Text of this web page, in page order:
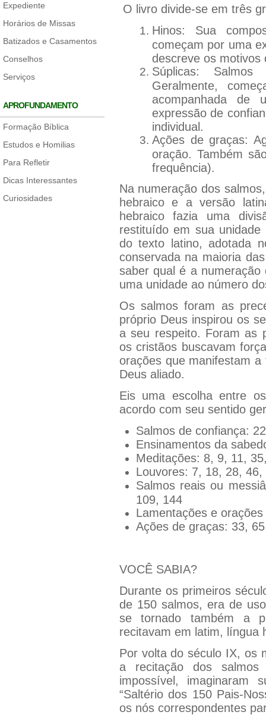
Expediente
Horários de Missas
Batizados e Casamentos
Conselhos
Serviços
APROFUNDAMENTO
Formação Bíblica
Estudos e Homilias
Para Refletir
Dicas Interessantes
Curiosidades
O livro divide-se em três
Hinos: Sua
começam por uma
descreve os motivos
Súplicas:
Geralmente,
acompanhada de
expressão de
individual.
Ações de graças:
oração. Também
frequência).
Na numeração dos
hebraico e a versão
hebraico fazia uma
restituído em sua
do texto latino, adotada
conservada na maioria
saber qual é a
uma unidade ao número
Os salmos foram as
próprio Deus inspirou os
a seu respeito. Foram as
os cristãos buscavam
orações que manifestam
Deus aliado.
Eis uma escolha entre
acordo com seu sentido
Salmos de confiança:
Ensinamentos da
Meditações: 8, 9, 11,
Louvores: 7, 18, 28,
Salmos reais ou
109, 144
Lamentações e
Ações de graças: 33,
VOCÊ SABIA?
Durante os primeiros
de 150 salmos, era de
se tornado também a
recitavam em latim, língua
Por volta do século IX, os
a recitação dos
impossível, imaginaram
“Saltério dos 150 Pais-
os nós correspondentes